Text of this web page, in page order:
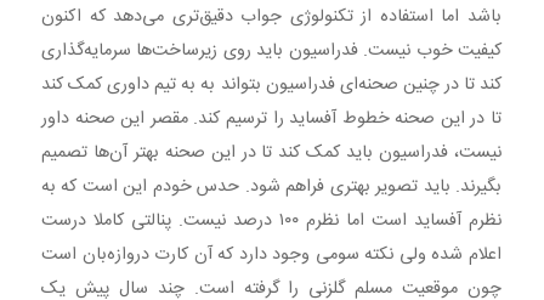
باشد اما استفاده از تکنولوژی جواب دقیق‌تری می‌دهد که اکنون
کیفیت خوب نیست. فدراسیون باید روی زیرساخت‌ها سرمایه‌گذاری
کند تا در چنین صحنه‌ای فدراسیون بتواند به به تیم داوری کمک کند
تا در این صحنه خطوط آفساید را ترسیم کند. مقصر این صحنه داور
نیست، فدراسیون باید کمک کند تا در این صحنه بهتر آن‌ها تصمیم
بگیرند. باید تصویر بهتری فراهم شود. حدس خودم این است که به
نظرم آفساید است اما نظرم ۱۰۰ درصد نیست. پنالتی کاملا درست
اعلام شده ولی نکته سومی وجود دارد که آن کارت دروازه‌بان است
چون موقعیت مسلم گلزنی را گرفته است. چند سال پیش یک